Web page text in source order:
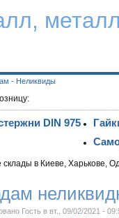
- Неликвиды
DIN 975
в Киеве, Харькове,
Гость в вт., 09/02/2021 -